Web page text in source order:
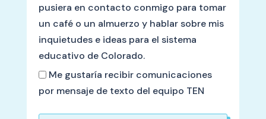
pusiera en contacto conmigo para tomar
un café o un almuerzo y hablar sobre mis
inquietudes e ideas para el sistema
educativo de Colorado.
Me gustaría recibir comunicaciones
por mensaje de texto del equipo TEN